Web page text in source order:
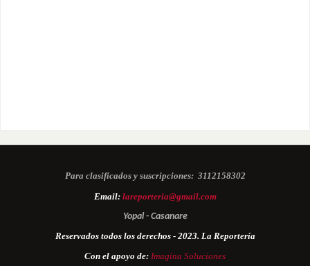
Para clasificados y suscripciones: 3112158302
Email: lareporteria@gmail.com
Yopal - Casanare
Reservados todos los derechos - 2023. La Reportería
Con el apoyo de: Imagina Soluciones